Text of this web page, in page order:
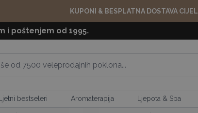
KUPONI & BESPLATNA DOSTAVA
i poštenjem od 1995.
Ljetni bestseleri Aromaterapija Ljepota & Spa